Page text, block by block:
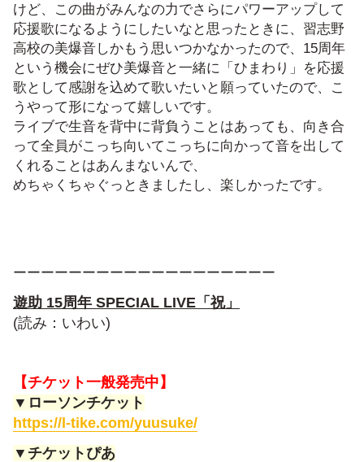
けど、この曲がみんなの力でさらにパワーアップして
応援歌になるようにしたいなと思ったときに、習志野
高校の美爆音しかもう思いつかなかったので、15周年
という機会にぜひ美爆音と一緒に「ひまわり」を応援
歌として感謝を込めて歌いたいと願っていたので、こ
うやって形になって嬉しいです。
ライブで生音を背中に背負うことはあっても、向き合
って全員がこっち向いてこっちに向かって音を出して
くれることはあんまないんで、
めちゃくちゃぐっときましたし、楽しかったです。
ーーーーーーーーーーーーーーーーーーー
遊助 15周年 SPECIAL LIVE「祝」
(読み：いわい)
【チケット一般発売中】
▼ローソンチケット
https://l-tike.com/yuusuke/
▼チケットぴあ